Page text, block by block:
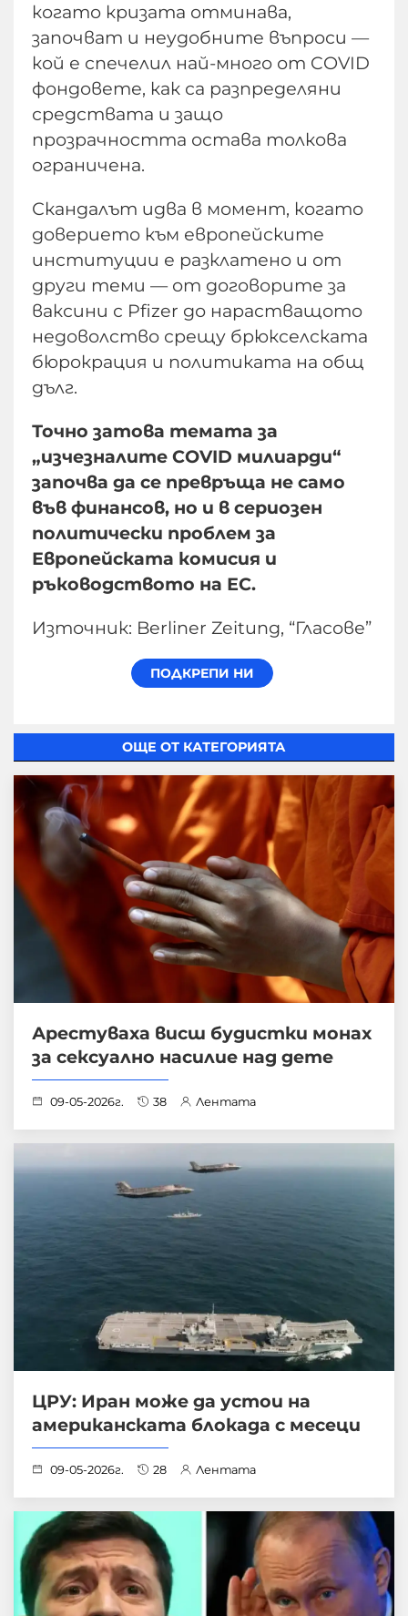
когато кризата отминава,
започват и неудобните въпроси —
кой е спечелил най-много от COVID
фондовете, как са разпределяни
средствата и защо
прозрачността остава толкова
ограничена.
Скандалът идва в момент, когато
доверието към европейските
институции е разклатено и от
други теми — от договорите за
ваксини с Pfizer до нарастващото
недоволство срещу брюкселската
бюрокрация и политиката на общ
дълг.
Точно затова темата за
„изчезналите COVID милиарди“
започва да се превръща не само
във финансов, но и в сериозен
политически проблем за
Европейската комисия и
ръководството на ЕС.
Източник: Berliner Zeitung, “Гласове”
ОЩЕ ОТ КАТЕГОРИЯТА
Арестуваха висш будистки монах
за сексуално насилие над дете
09-05-2026г. 38 Лентата
ЦРУ: Иран може да устои на
американската блокада с месеци
09-05-2026г. 28 Лентата